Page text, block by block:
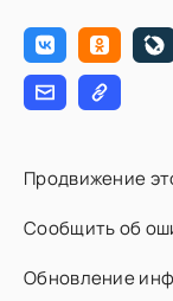
Продвижение
Сообщить об
Обновление